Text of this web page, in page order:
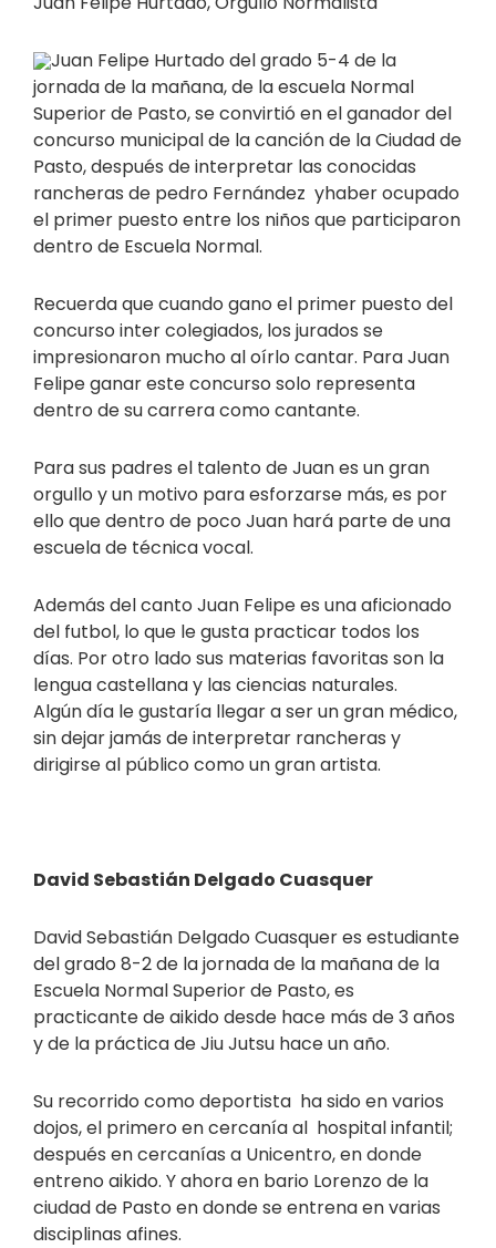
Juan Felipe Hurtado del grado 5-4 de la
jornada de la mañana, de la escuela Normal
Superior de Pasto, se convirtió en el ganador del
concurso municipal de la canción de la Ciudad de
Pasto, después de interpretar las conocidas
rancheras de pedro Fernández yhaber ocupado
el primer puesto entre los niños que participaron
dentro de Escuela Normal.
Recuerda que cuando gano el primer puesto del
concurso inter colegiados, los jurados se
impresionaron mucho al oírlo cantar. Para Juan
Felipe ganar este concurso solo representa
dentro de su carrera como cantante.
Para sus padres el talento de Juan es un gran
orgullo y un motivo para esforzarse más, es por
ello que dentro de poco Juan hará parte de una
escuela de técnica vocal.
Además del canto Juan Felipe es una aficionado
del futbol, lo que le gusta practicar todos los
días. Por otro lado sus materias favoritas son la
lengua castellana y las ciencias naturales.
Algún día le gustaría llegar a ser un gran médico,
sin dejar jamás de interpretar rancheras y
dirigirse al público como un gran artista.
David Sebastián Delgado Cuasquer
David Sebastián Delgado Cuasquer es estudiante
del grado 8-2 de la jornada de la mañana de la
Escuela Normal Superior de Pasto, es
practicante de aikido desde hace más de 3 años
y de la práctica de Jiu Jutsu hace un año.
Su recorrido como deportista ha sido en varios
dojos, el primero en cercanía al hospital infantil;
después en cercanías a Unicentro, en donde
entreno aikido. Y ahora en bario Lorenzo de la
ciudad de Pasto en donde se entrena en varias
disciplinas afines.